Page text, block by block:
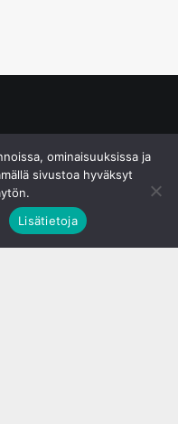
ominaisuuksissa ja
sivustoa hyväksyt
Lisätietoja